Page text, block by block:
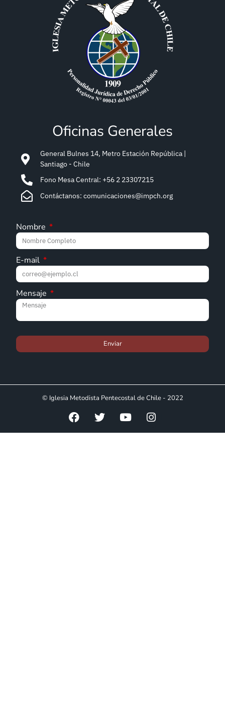
Oficinas Generales
General Bulnes 14, Metro Estación República |
Santiago - Chile
Fono Mesa Central: +56 2 23307215
Contáctanos: comunicaciones@impch.org
Nombre
E-mail
Mensaje
Enviar
© Iglesia Metodista Pentecostal de Chile - 2022